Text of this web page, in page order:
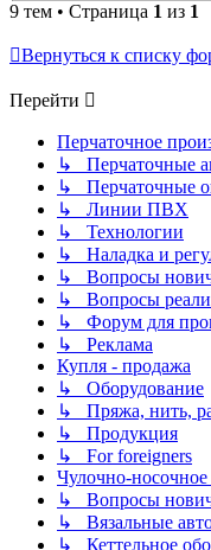
9 тем • Страница 1 из 1
Вернуться к списку
Перейти
Перчаточное
↳ Перчаточные
↳ Перчаточные
↳ Линии ПВХ
↳ Технологии
↳ Наладка и
↳ Вопросы
↳ Вопросы
↳ Форум для
↳ Реклама
Купля - продажа
↳ Оборудование
↳ Пряжа, нить,
↳ Продукция
↳ For foreigners
Чулочно-носочное
↳ Вопросы
↳ Вязальные
↳ Кеттельное